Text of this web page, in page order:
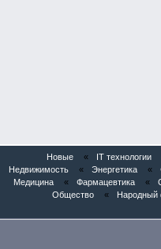
Новые « IT технологии
Недвижимость
« Энергетика «
Медицина
« Фармацевтика «
Общество
« Народный